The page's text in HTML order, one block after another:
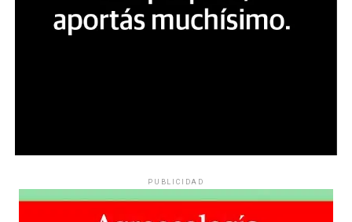
PUBLICIDAD